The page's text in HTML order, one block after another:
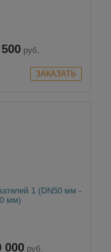
руб.
1 (DN50 мм -
мм)
000 руб.